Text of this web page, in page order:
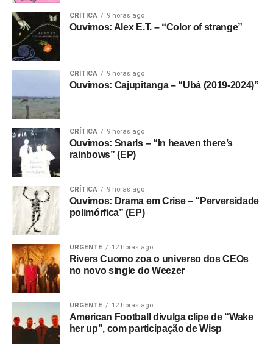
CRÍTICA 9 horas ago
Ouvimos: Alex E.T. – “Color of strange”
CRÍTICA 9 horas ago
Ouvimos: Cajupitanga – “Ubá (2019-2024)”
CRÍTICA 9 horas ago
Ouvimos: Snarls – “In heaven there’s
rainbows” (EP)
CRÍTICA 9 horas ago
Ouvimos: Drama em Crise – “Perversidade
polimórfica” (EP)
URGENTE 12 horas ago
Rivers Cuomo zoa o universo dos CEOs
no novo single do Weezer
URGENTE 12 horas ago
American Football divulga clipe de “Wake
her up”, com participação de Wisp